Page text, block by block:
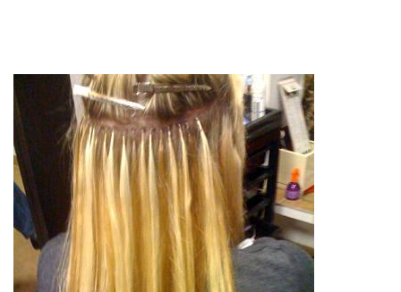
Nawigacja
wpisu